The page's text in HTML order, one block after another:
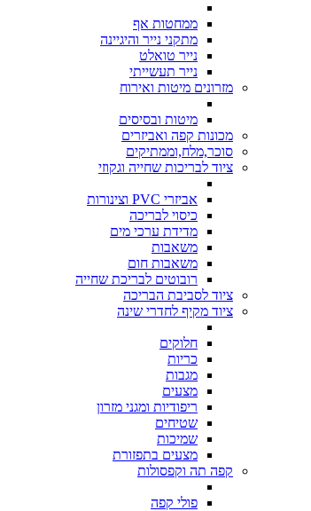
ממחטות אף
מתקני נייר והיגיינה
נייר טואלט
נייר תעשייתי
מזרונים מיטות ואירוח
מיטות ובסיסים
מכונות קפה ואביזרים
סוכר,מלח,וממתיקים
ציוד לבריכות שחייה וגקוזי
אביזרי PVC וצינורות
כיסוי לבריכה
מדידת ערכי מים
משאבות
משאבות חום
רובוטים לבריכת שחייה
ציוד לסביבת הבריכה
ציוד מקיף לחדרי שינה
חלוקים
כריות
מגבות
מצעים
ריפודיות ומגני מזרון
שטיחים
שמיכות
מצעים בתפזורת
קפה תה וקפסולות
פולי קפה